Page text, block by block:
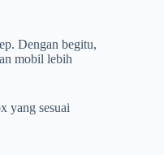
Dengan begitu,
mobil lebih
yang sesuai